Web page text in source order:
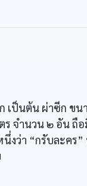
เป็นต้น ผ่าซีก ข
จำนวน ๒ อัน ถื
งว่า “กรับละคร